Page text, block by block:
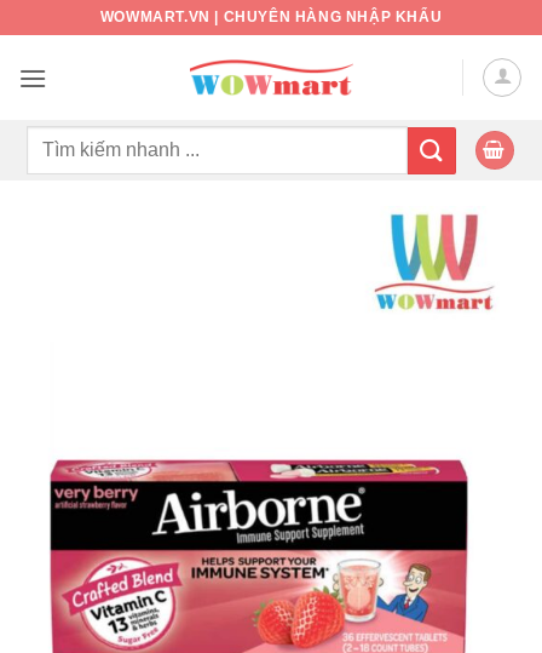
nội
WOWMART.VN | CHUYÊN HÀNG NHẬP KHẨU
Tìm